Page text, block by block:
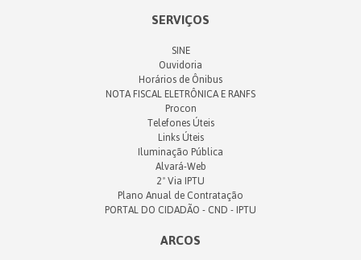
SERVIÇOS
SINE
Ouvidoria
Horários de Ônibus
NOTA FISCAL ELETRÔNICA E RANFS
Procon
Telefones Úteis
Links Úteis
Iluminação Pública
Alvará-Web
2ª Via IPTU
Plano Anual de Contratação
PORTAL DO CIDADÃO - CND - IPTU
ARCOS